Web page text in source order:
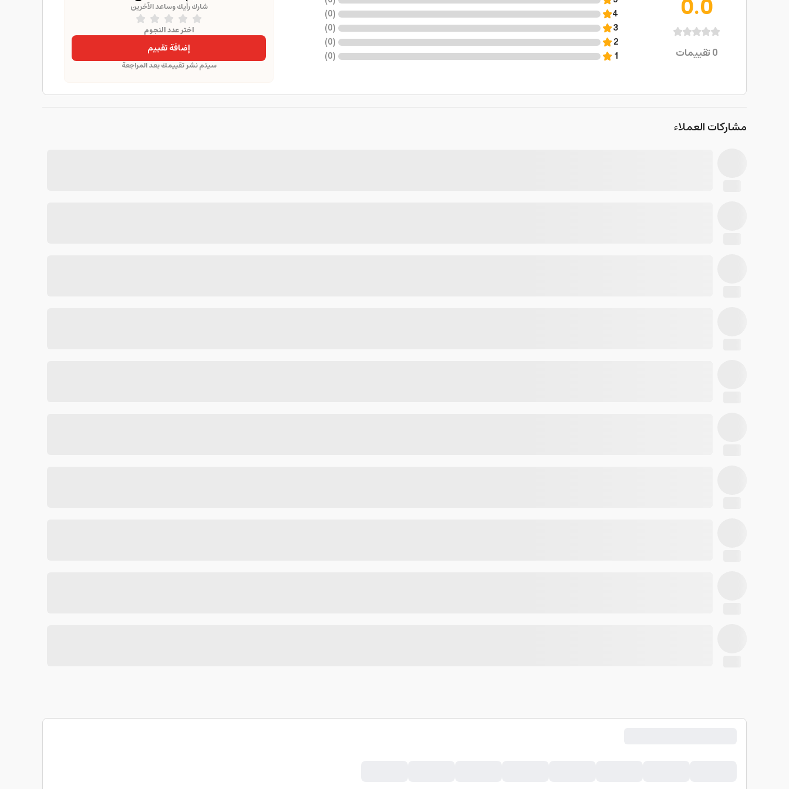
0.0
0تقييمات
4
(
0
)
3
(
0
)
2
(
0
)
1
(
0
)
شارك رأيك وساعد الآخرين
اختر عدد النجوم
إضافة تقييم
سيتم نشر تقييمك بعد المراجعة
مشاركات العملاء